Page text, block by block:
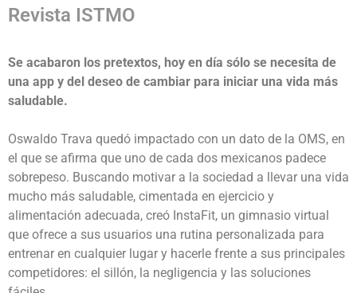
Revista ISTMO
Se acabaron los pretextos, hoy en día sólo se necesita de
una app y del deseo de cambiar para iniciar una vida más
saludable.
Oswaldo Trava quedó impactado con un dato de la OMS, en
el que se afirma que uno de cada dos mexicanos padece
sobrepeso. Buscando motivar a la sociedad a llevar una vida
mucho más saludable, cimentada en ejercicio y
alimentación adecuada, creó InstaFit, un gimnasio virtual
que ofrece a sus usuarios una rutina personalizada para
entrenar en cualquier lugar y hacerle frente a sus principales
competidores: el sillón, la negligencia y las soluciones